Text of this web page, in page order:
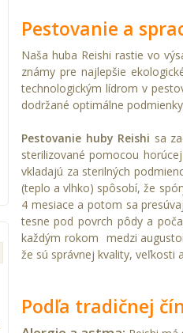
Pestovanie a
Naša huba Reishi rastie vo
známy pre najlepšie
technologickým lídrom v
dodržané optimálne
Pestovanie huby Reishi sa
sterilizované pomocou
vkladajú za sterilných
(teplo a vlhko) spôsobí, že
4 mesiace a potom sa
tesne pod povrch pôdy a
každým rokom medzi
že sú správnej kvality, veľkosti
Podľa tradičnej